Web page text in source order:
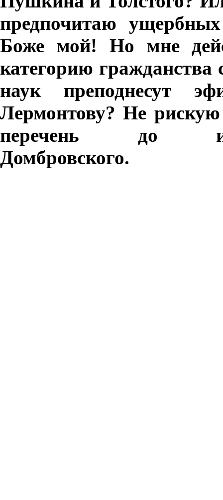
предпочитаю
Боже мой! Но мне
категорию гражданства
наук преподнесут
Лермонтову? Не
перечень до
Домбровского.